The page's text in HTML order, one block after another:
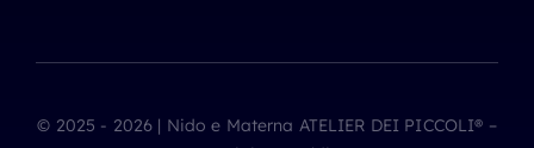
© 2025 - 2026 | Nido e Materna ATELIER DEI PICCOLI® –